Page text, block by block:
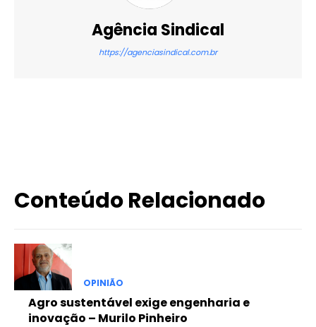
Agência Sindical
https://agenciasindical.com.br
Conteúdo Relacionado
OPINIÃO
Agro sustentável exige engenharia e
inovação – Murilo Pinheiro